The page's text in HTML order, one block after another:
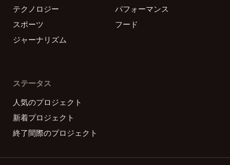
テクノロジー
パフォーマンス
スポーツ
フード
ジャーナリズム
ステータス
人気のプロジェクト
新着プロジェクト
終了間際のプロジェクト